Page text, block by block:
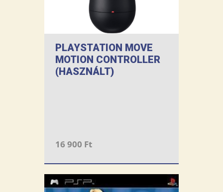
PLAYSTATION MOVE
MOTION CONTROLLER
(HASZNÁLT)
16 900 Ft